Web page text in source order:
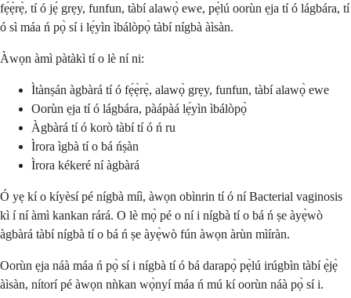
fẹ́ẹ̀rẹ̀, tí ó jẹ́ grẹy, funfun, tàbí alawọ̀ ewe, pẹ̀lú oorùn ẹja tí ó lágbára, tí
ó sì máa ń pọ̀ sí i lẹ́yìn ìbálòpọ̀ tàbí nígbà àìsàn.
Àwọn àmì pàtàkì tí o lè ní ni:
Ìtànṣán àgbàrá tí ó fẹ́ẹ̀rẹ̀, alawọ̀ grẹy, funfun, tàbí alawọ̀ ewe
Oorùn ẹja tí ó lágbára, pàápàá lẹ́yìn ìbálòpọ̀
Àgbàrá tí ó korò tàbí tí ó ń ru
Ìrora ìgbà tí o bá ńṣàn
Ìrora kékeré ní àgbàrá
Ó yẹ kí o kíyèsí pé nígbà míì, àwọn obìnrin tí ó ní Bacterial vaginosis
kì í ní àmì kankan rárá. O lè mọ̀ pé o ní i nígbà tí o bá ń ṣe àyẹ̀wò
àgbàrá tàbí nígbà tí o bá ń ṣe àyẹ̀wò fún àwọn àrùn mìíràn.
Oorùn ẹja náà máa ń pọ̀ sí i nígbà tí ó bá darapọ̀ pẹ̀lú irúgbìn tàbí ẹ̀jẹ̀
àìsàn, nítorí pé àwọn nǹkan wọ̀nyí máa ń mú kí oorùn náà pọ̀ sí i.